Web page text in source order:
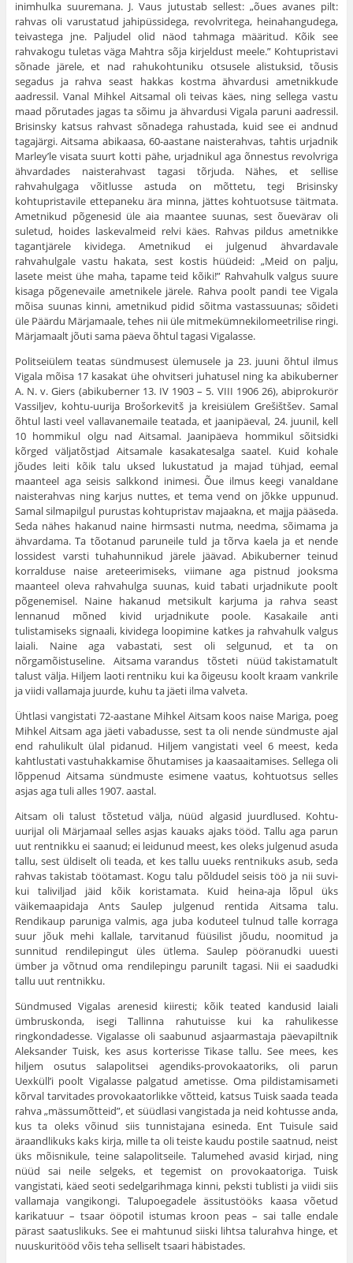
inimhulka suuremana. J. Vaus jutustab sellest: „õues avanes pilt:
rahvas oli varustatud jahipüssidega, revolvritega, heinahangudega,
teivastega jne. Paljudel olid näod tahmaga määritud. Kõik see
rahvakogu tuletas väga Mahtra sõja kirjeldust meele.” Kohtupristavi
sõnade järele, et nad rahukohtuniku otsusele alistuksid, tõusis
segadus ja rahva seast hakkas kostma ähvardusi ametnikkude
aadressil. Vanal Mihkel Aitsamal oli teivas käes, ning sel­lega vastu
maad põrutades jagas ta sõimu ja ähvardusi Vigala paruni aadressil.
Brisinsky katsus rahvast sõnadega rahustada, kuid see ei and­nud
tagajärgi. Aitsama abikaasa, 60-aastane naisterahvas, tahtis urjadnik
Marley’le visata suurt kotti pähe, urjadnikul aga õnnestus revolvriga
ähvardades naisterahvast tagasi tõrjuda. Nähes, et sellise
rahvahulgaga võitlusse astuda on mõttetu, tegi Brisinsky
kohtupristavile ettepaneku ära minna, jättes kohtuotsuse täitmata.
Ametnikud põgenesid üle aia maantee suunas, sest õuevärav oli
suletud, hoides laskevalmeid relvi käes. Rahvas pildus ametnikke
tagantjärele kividega. Ametnikud ei julgenud ähvardavale
rahvahulgale vastu hakata, sest kostis hüüdeid: „Meid on palju,
lasete meist ühe maha, tapame teid kõiki!” Rahvahulk valgus suure
kisaga põgenevaile ametnikele järele. Rahva poolt pandi tee Vigala
mõisa suunas kinni, ametnikud pidid sõitma vastassuunas; sõideti
üle Päärdu Märjamaale, tehes nii üle mitmekümnekilomeetrilise ringi.
Märjamaalt jõuti sama päeva õhtul tagasi Vigalasse.
Politseiülem teatas sündmusest ülemusele ja 23. juuni õhtul ilmus
Vigala mõisa 17 kasakat ühe ohvitseri juhatusel ning ka abikuberner
A. N. v. Giers (abikuberner 13. IV 1903 – 5. VIII 1906 26), abiprokurör
Vassiljev, kohtu-uurija Brošorkevitš ja kreisiülem Grešištšev. Samal
õhtul lasti veel vallavanemaile teatada, et jaanipäeval, 24. juunil, kell
10 hommikul olgu nad Aitsamal. Jaanipäeva hommikul sõitsidki
kõrged väl­jatõstjad Aitsamale kasakatesalga saatel. Kuid kohale
jõudes leiti kõik talu uksed lukustatud ja majad tühjad, eemal
maanteel aga seisis salkkond inimesi. Õue ilmus keegi vanaldane
naisterahvas ning karjus nuttes, et tema vend on jõkke uppunud.
Samal silmapilgul purustas kohtupristav majaakna, et majja pääseda.
Seda nähes hakanud naine hirmsasti nutma, needma, sõimama ja
ähvardama. Ta tõotanud paruneile tuld ja tõrva kaela ja et nende
lossidest varsti tuhahunnikud järele jäävad. Abikuber­ner teinud
korralduse naise areteerimiseks, viimane aga pistnud jooksma
maanteel oleva rahvahulga suunas, kuid tabati urjadnikute poolt
põgene­misel. Naine hakanud metsikult karjuma ja rahva seast
lennanud mõned kivid urjadnikute poole. Kasakaile anti
tulistamiseks signaali, kividega loopimine katkes ja rahvahulk valgus
laiali. Naine aga vabastati, sest oli selgunud, et ta on
nõrgamõistuseline. Aitsama varandus tõsteti nüüd takistamatult
talust välja. Hiljem laoti rentniku kui ka õigeusu koolt kraam vankrile
ja viidi vallamaja juurde, kuhu ta jäeti ilma valveta.
Ühtlasi vangistati 72-aastane Mihkel Aitsam koos naise Mariga, poeg
Mihkel Aitsam aga jäeti vabadusse, sest ta oli nende sündmuste ajal
end rahulikult ülal pidanud. Hiljem vangistati veel 6 meest, keda
kaht­lustati vastuhakkamise õhutamises ja kaasaaitamises. Sellega oli
lõp­penud Aitsama sündmuste esimene vaatus, kohtuotsus selles
asjas aga tuli alles 1907. aastal.
Aitsam oli talust tõstetud välja, nüüd algasid juurdlused. Kohtu-
uurijal oli Märjamaal selles asjas kauaks ajaks tööd. Tallu aga parun
uut rentnikku ei saanud; ei leidunud meest, kes oleks julgenud asuda
tallu, sest üldiselt oli teada, et kes tallu uueks rentnikuks asub, seda
rahvas ta­kistab töötamast. Kogu talu põldudel seisis töö ja nii suvi-
kui taliviljad jäid kõik koristamata. Kuid heina-aja lõpul üks
väikemaapidaja Ants Saulep julgenud rentida Aitsama talu.
Rendikaup paruniga valmis, aga juba koduteel tulnud talle korraga
suur jõuk mehi kallale, tarvita­nud füüsilist jõudu, noomitud ja
sunnitud rendilepingut üles ütlema. Saulep pööranudki uuesti
ümber ja võtnud oma rendilepingu parunilt tagasi. Nii ei saadudki
tallu uut rentnikku.
Sündmused Vigalas arenesid kiiresti; kõik teated kandusid laiali
ümbruskonda, isegi Tallinna rahutuisse kui ka rahuli­kesse
ringkondadesse. Vigalasse oli saabunud asjaarmastaja päevapiltnik
Aleksander Tuisk, kes asus korterisse Tikase tallu. See mees, kes
hiljem osutus salapolitsei agendiks-provokaatoriks, oli parun
Uexküll’i poolt Vigalasse palgatud ametisse. Oma pildistamisameti
kõrval tarvitades provokaatorlikke võtteid, kat­sus Tuisk saada teada
rahva „mässumõtteid”, et süüdlasi van­gistada ja neid kohtusse anda,
kus ta oleks võinud siis tunnista­jana esineda. Ent Tuisule said
äraandlikuks kaks kirja, mille ta oli teiste kaudu postile saatnud, neist
üks mõisnikule, teine sa­lapolitseile. Talumehed avasid kirjad, ning
nüüd sai neile selgeks, et tegemist on provokaatoriga. Tuisk
vangistati, käed seoti sedelgarihmaga kinni, peksti tublisti ja viidi siis
vallamaja vangikongi. Talupoegadele ässitustööks kaasa võetud
karikatuur – tsaar ööpotil istumas kroon peas – sai talle endale
pärast saa­tuslikuks. See ei mahtunud siiski lihtsa talurahva hinge, et
nuuskuritööd võis teha selliselt tsaari häbistades.